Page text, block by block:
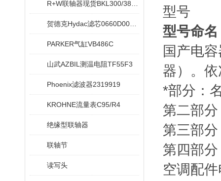
PARKER气缸VB486C
山武AZBIL测温电阻TF55F3
Phoenix滤波器2319919
KROHNE流量表C95/R4
绝缘型联轴器
联轴节
读写头
型号
型号命名
国产电
器）。
*部分：
第二部
第三部
第四部
空调配